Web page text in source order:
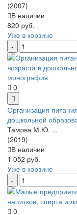
(2007)
В наличии
820 руб.
Уже в корзине
0
Организация
дошкольной
Тамова М.Ю. ...
(2019)
В наличии
1 052 руб.
Уже в корзине
0